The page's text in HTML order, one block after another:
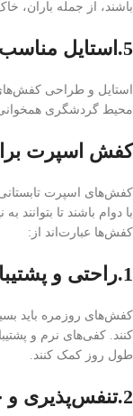
باشند، از جمله باران،
5.استایل مناسب:
استایل و طراحی
محیط گردشگری همخوانی
کفش اسپرت
کفش‌های اسپرت
با دوام باشند تا
کفش‌ها عبارت‌اند از:
1.راحتی و پشتیبانی:
کفش‌های روزمره باید
کنند. کفی‌های نرم و
طول روز کمک کنند.
2.تنفس‌پذیری و جذب رطوبت: